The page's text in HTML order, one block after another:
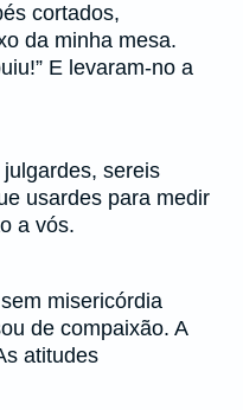
cortados,
da minha mesa.
E levaram-no a
sereis
usardes para medir
a vós.
misericórdia
de compaixão. A
atitudes